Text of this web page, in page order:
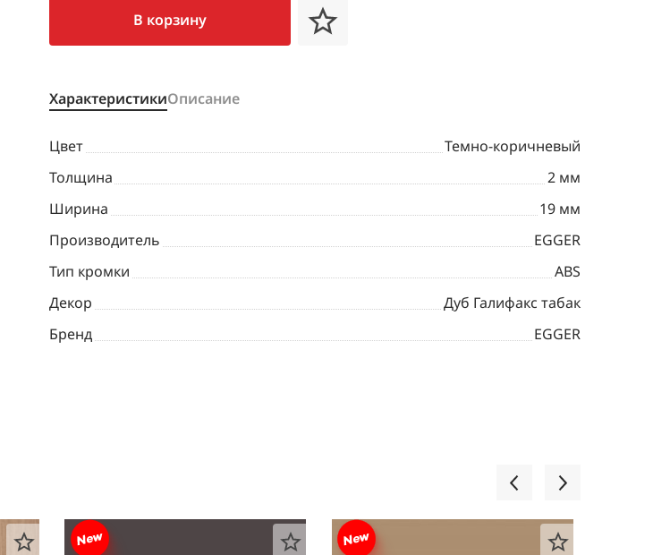
В корзину
ХарактеристикиОписание
Цвет
Темно-коричневый
Толщина
2 мм
Ширина
19 мм
Производитель
EGGER
Тип кромки
ABS
Декор
Дуб Галифакс табак
Бренд
EGGER